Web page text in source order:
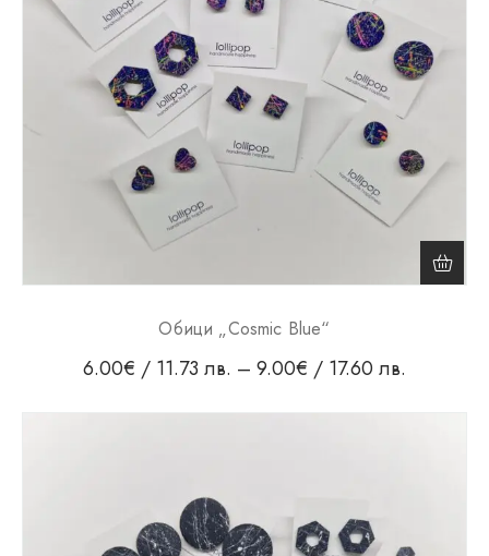
Обици „Cosmic Blue“
6.00€ / 11.73 лв. – 9.00€ / 17.60 лв.